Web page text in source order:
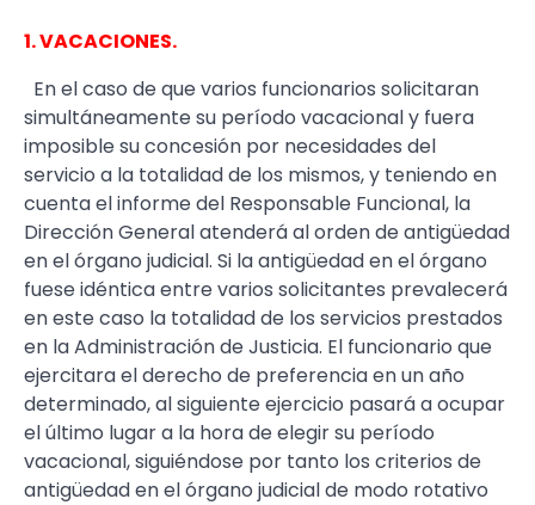
1. VACACIONES.
En el caso de que varios funcionarios solicitaran
simultáneamente su período vacacional y fuera
imposible su concesión por necesidades del
servicio a la totalidad de los mismos, y teniendo en
cuenta el informe del Responsable Funcional, la
Dirección General atenderá al orden de antigüedad
en el órgano judicial. Si la antigüedad en el órgano
fuese idéntica entre varios solicitantes prevalecerá
en este caso la totalidad de los servicios prestados
en la Administración de Justicia. El funcionario que
ejercitara el derecho de preferencia en un año
determinado, al siguiente ejercicio pasará a ocupar
el último lugar a la hora de elegir su período
vacacional, siguiéndose por tanto los criterios de
antigüedad en el órgano judicial de modo rotativo